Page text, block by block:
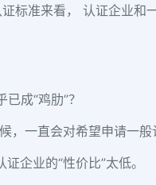
标准来看， 认证企业
成“鸡肋”？
，一直会对希望申请一
企业的“性价比”太低。